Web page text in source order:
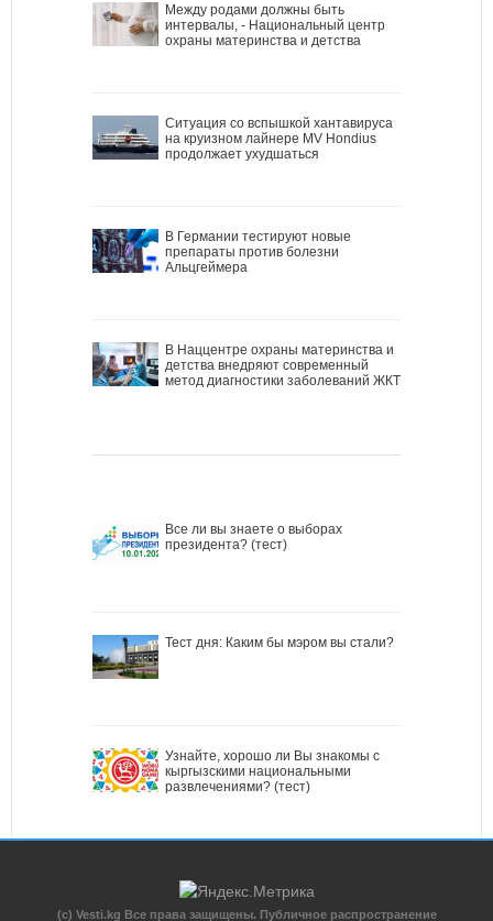
Между родами должны быть
интервалы, - Национальный центр
охраны материнства и детства
Ситуация со вспышкой хантавируса
на круизном лайнере MV Hondius
продолжает ухудшаться
В Германии тестируют новые
препараты против болезни
Альцгеймера
В Наццентре охраны материнства и
детства внедряют современный
метод диагностики заболеваний ЖКТ
Все ли вы знаете о выборах
президента? (тест)
Тест дня: Каким бы мэром вы стали?
Узнайте, хорошо ли Вы знакомы с
кыргызскими национальными
развлечениями? (тест)
(c) Vesti.kg Все права защищены. Публичное распространение